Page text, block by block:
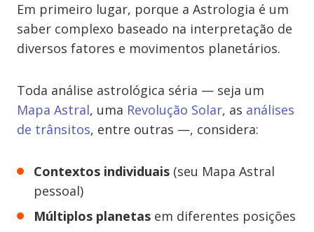
Em primeiro lugar, porque a Astrologia é um
saber complexo baseado na interpretação de
diversos fatores e movimentos planetários.
Toda análise astrológica séria — seja um
Mapa Astral, uma Revolução Solar, as análises
de trânsitos, entre outras —, considera:
Contextos individuais (seu Mapa Astral
pessoal)
Múltiplos planetas em diferentes posições